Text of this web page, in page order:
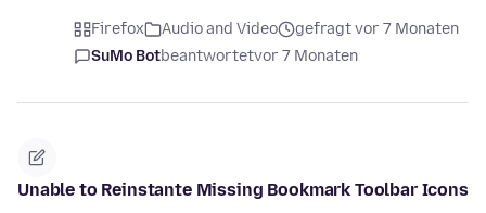
Firefox Audio and Video
gefragt vor 7 Monaten
SuMo Botbeantwortetvor 7 Monaten
Unable to Reinstante Missing Bookmark Toolbar Icons